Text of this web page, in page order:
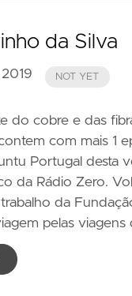
da Silva
NOT YET
do cobre e das
com mais 1
Portugal desta
da Rádio Zero.
da
pelas